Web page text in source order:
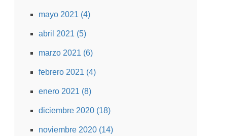
mayo 2021 (4)
abril 2021 (5)
marzo 2021 (6)
febrero 2021 (4)
enero 2021 (8)
diciembre 2020 (18)
noviembre 2020 (14)